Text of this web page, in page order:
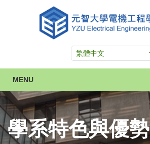
MENU
學系特色與優勢